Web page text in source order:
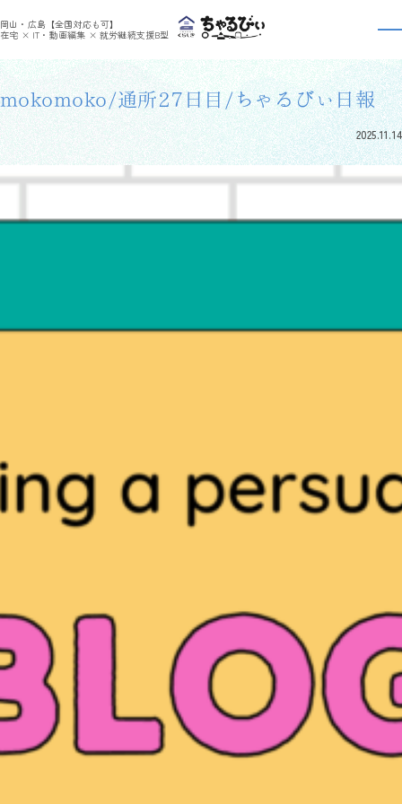
岡山・広島【全国対応も可】
在宅 × IT・動画編集 × 就労継続支援B型
利用者さんの日報 >
利用者さんの日報
mokomoko/通所27日目/ちゃるびぃ日報
2025.11.14